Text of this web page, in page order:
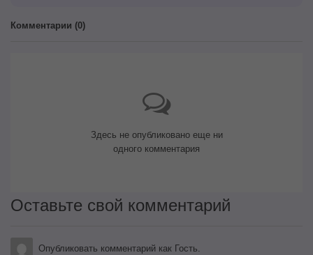
Комментарии (0)
Здесь не опубликовано еще ни
одного комментария
Оставьте свой комментарий
Опубликовать комментарий как Гость.